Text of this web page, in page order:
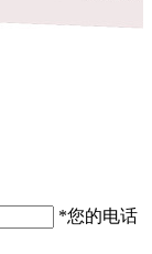
*您的电话